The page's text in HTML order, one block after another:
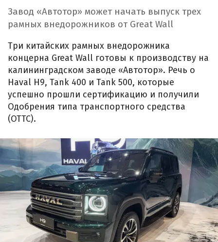
Завод «Автотор» может начать выпуск трех
рамных внедорожников от Great Wall
Три китайских рамных внедорожника
концерна Great Wall готовы к производству на
калининградском заводе «Автотор». Речь о
Haval H9, Tank 400 и Tank 500, которые
успешно прошли сертификацию и получили
Одобрения типа транспортного средства
(ОТТС).